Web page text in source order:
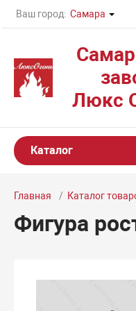
Ваш город: Самара
Люкс
Каталог
Главная Каталог
Фигура